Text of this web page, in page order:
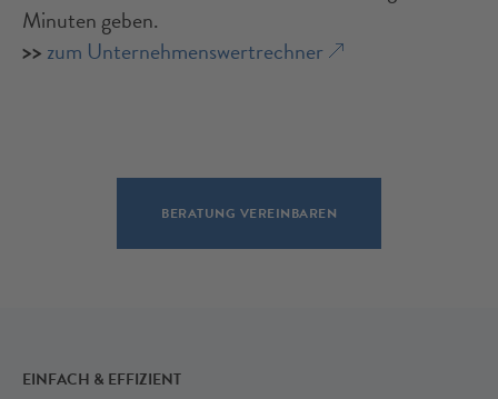
Minuten geben.
>> zum Unternehmenswertrechner
BERATUNG VEREINBAREN
EINFACH & EFFIZIENT